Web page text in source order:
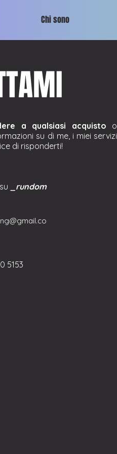
Chi sono
a qualsiasi acquisto o
su di me, i miei servizi
di risponderti!
_rundom
5153